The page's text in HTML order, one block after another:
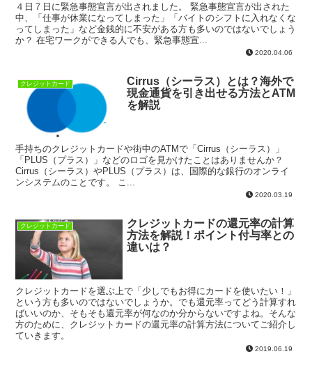
４日７日に緊急事態宣言が出されました。 緊急事態宣言が出された
中、「仕事が休業になってしまった」「バイトのシフトに入れなくな
ってしまった」など金銭的に不安がある方も多いのではないでしょう
か？ 在宅ワークができる人でも、緊急事態宣...
2020.04.06
クレジットカード
Cirrus（シーラス）とは？海外で
現金通貨を引き出せる方法とATM
を解説
手持ちのクレジットカードや街中のATMで「Cirrus（シーラス）」
「PLUS（プラス）」などのロゴを見かけたことはありませんか？
Cirrus（シーラス）やPLUS（プラス）は、国際的な銀行のオンライ
ンシステムのことです。 こ...
2020.03.19
クレジットカード
クレジットカードの還元率の計算
方法を解説！ポイント付与率との
違いは？
クレジットカードを選ぶ上で「少しでもお得にカードを使いたい！」
という方も多いのではないでしょうか。でも還元率ってどう計算すれ
ばいいのか、そもそも還元率が何なのか分からないですよね。そんな
方のために、クレジットカードの還元率の計算方法についてご紹介し
ていきます。
2019.06.19